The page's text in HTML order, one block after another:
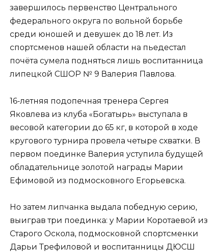
завершилось первенство Центрального
федерального округа по вольной борьбе
среди юношей и девушек до 18 лет. Из
спортсменов нашей области на пьедестал
почёта сумела подняться лишь воспитанница
липецкой СШОР № 9 Валерия Павлова.
16-летняя подопечная тренера Сергея
Яковлева из клуба «Богатырь» выступала в
весовой категории до 65 кг, в которой в ходе
кругового турнира провела четыре схватки. В
первом поединке Валерия уступила будущей
обладательнице золотой награды Марии
Ефимовой из подмосковного Егорьевска.
Но затем липчанка выдала победную серию,
выиграв три поединка: у Марии Коротаевой из
Старого Оскола, подмосковной спортсменки
Дарьи Трефиловой и воспитанницы ДЮСШ